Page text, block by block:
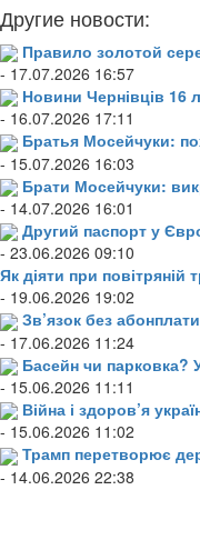
Другие новости:
Правило золотой
- 17.07.2026 16:57
Новини Чернівців 16
- 16.07.2026 17:11
Братья Мосейчуки:
- 15.07.2026 16:03
Брати Мосейчуки:
- 14.07.2026 16:01
Другий паспорт у
- 23.06.2026 09:10
Як діяти при повітряній
- 19.06.2026 19:02
Зв’язок без
- 17.06.2026 11:24
Басейн чи парковка?
- 15.06.2026 11:11
Війна і здоров’я
- 15.06.2026 11:02
Трамп перетворює
- 14.06.2026 22:38